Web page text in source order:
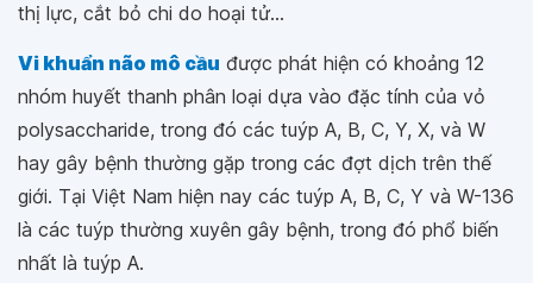
thị lực, cắt bỏ chi do hoại tử...
Vi khuẩn não mô cầu được phát hiện có khoảng 12
nhóm huyết thanh phân loại dựa vào đặc tính của vỏ
polysaccharide, trong đó các tuýp A, B, C, Y, X, và W
hay gây bệnh thường gặp trong các đợt dịch trên thế
giới. Tại Việt Nam hiện nay các tuýp A, B, C, Y và W-136
là các tuýp thường xuyên gây bệnh, trong đó phổ biến
nhất là tuýp A.